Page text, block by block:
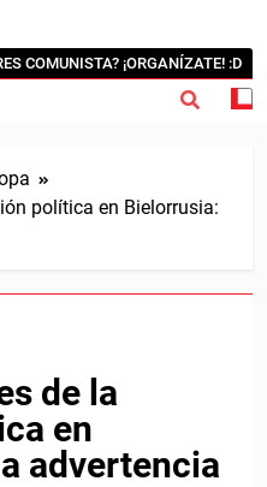
COMUNISTA? ¡ORGANÍZATE! :D
política en Bielorrusia:
de la
en
advertencia